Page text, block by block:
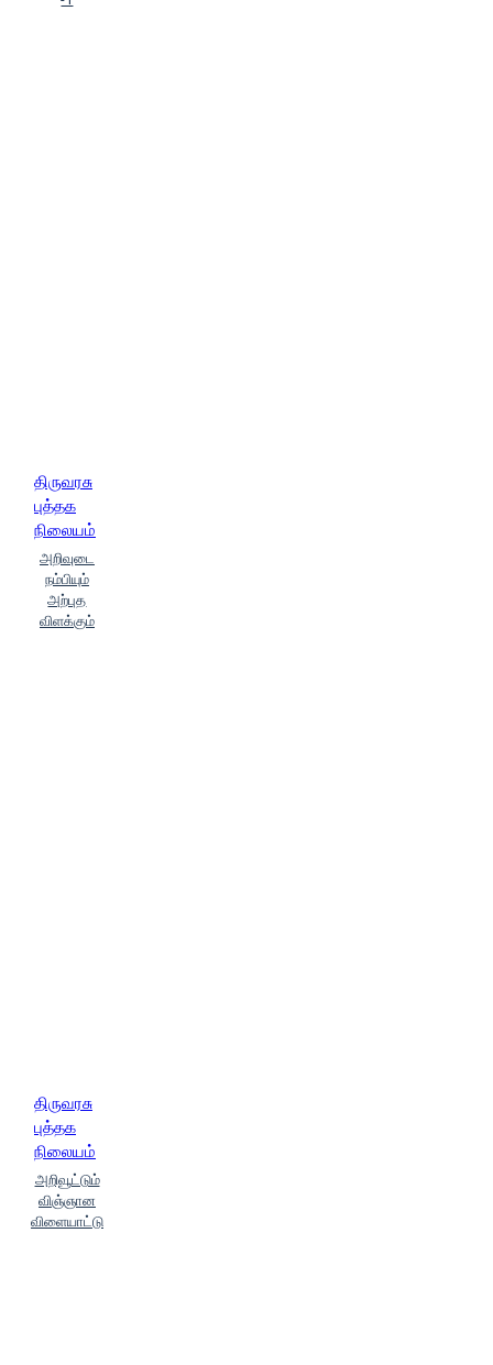
திருவரசு
புத்தக
நிலையம்
அறிவுடை
நம்பியும்
அற்புத
விளக்கும்
திருவரசு
புத்தக
நிலையம்
அறிவூட்டும்
விஞ்ஞான
விளையாட்டு